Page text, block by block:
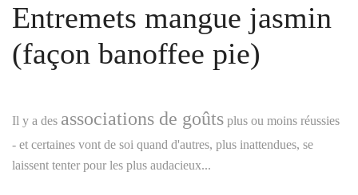
Entremets mangue jasmin
(façon banoffee pie)
Il y a des associations de goûts plus ou moins réussies
- et certaines vont de soi quand d'autres, plus inattendues, se
laissent tenter pour les plus audacieux...